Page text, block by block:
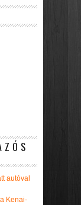
autóval
Kenai-